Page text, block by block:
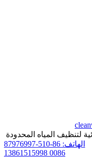
لتنظيف المياه المحدودة
الهاتف: 86-510-87976997
0086 13861515998